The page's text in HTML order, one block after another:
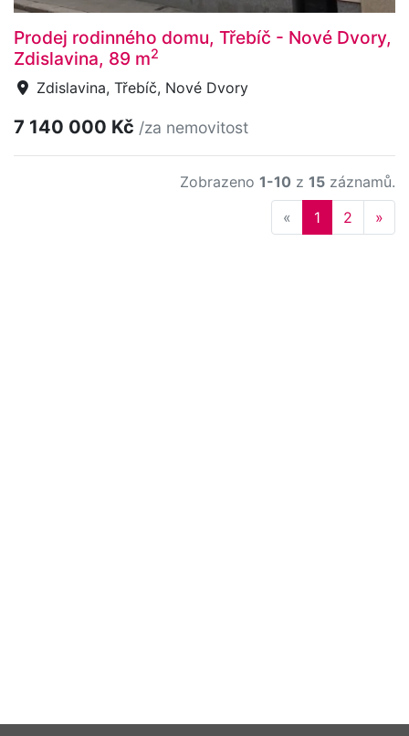
Prodej rodinného domu, Třebíč - Nové Dvory,
Zdislavina, 89 m2
Zdislavina, Třebíč, Nové Dvory
7 140 000 Kč /za nemovitost
Zobrazeno 1-10 z 15 záznamů.
« Previous
1 2 »